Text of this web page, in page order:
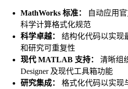
MathWorks 标准：
自动应用
科学计算格式化规范
科学卓越：
结构化代码以实现
和研究可重复性
现代 MATLAB 支持：
清晰组
Designer 及现代工具箱功能
研究集成：
格式化代码以实现